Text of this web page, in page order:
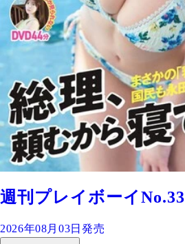
週刊プレイボーイNo.33
2026年08月03日発売